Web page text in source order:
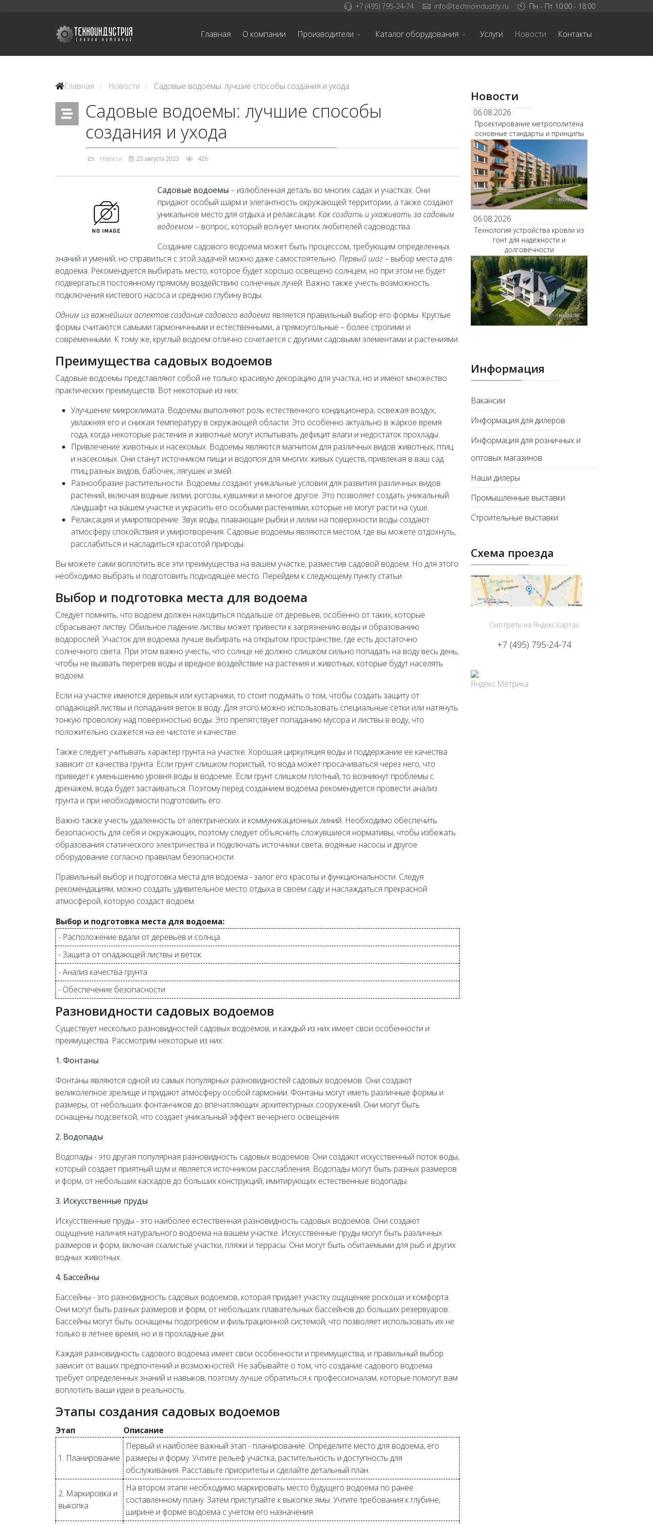
+7 (495) 795-24-74 info@technoindustry.ru Пн - Пт 10:00 - 18:00
Главная О компании Производители Каталог оборудования Услуги Новости Контакты
Главная / Новости / Садовые водоемы: лучшие способы создания и ухода
Садовые водоемы: лучшие способы
создания и ухода
Новости 25 августа 2023 426
Садовые водоемы – излюбленная деталь во многих садах и участках. Они
придают особый шарм и элегантность окружающей территории, а также создают
уникальное место для отдыха и релаксации. Как создать и ухаживать за садовым
водоемом – вопрос, который волнует многих любителей садоводства.
Создание садового водоема может быть процессом, требующим определенных
знаний и умений, но справиться с этой задачей можно даже самостоятельно. Первый шаг– выбор места для
водоема. Рекомендуется выбирать место, которое будет хорошо освещено солнцем, но при этом не будет
подвергаться постоянному прямому воздействию солнечных лучей. Важно также учесть возможность
подключения кистевого насоса и среднюю глубину воды.
Одним из важнейших аспектов создания садового водоема является правильный выбор его формы. Круглые
формы считаются самыми гармоничными и естественными, а прямоугольные – более строгими и
современными. К тому же, круглый водоем отлично сочетается с другими садовыми элементами и растениями.
Преимущества садовых водоемов
Садовые водоемы представляют собой не только красивую декорацию для участка, но и имеют множество
практических преимуществ. Вот некоторые из них:
Улучшение микроклимата. Водоемы выполняют роль естественного кондиционера, освежая воздух,
увлажняя его и снижая температуру в окружающей области. Это особенно актуально в жаркое время
года, когда некоторые растения и животные могут испытывать дефицит влаги и недостаток прохлады.
Привлечение животных и насекомых. Водоемы являются магнитом для различных видов животных, птиц
и насекомых. Они станут источником пищи и водопоя для многих живых существ, привлекая в ваш сад
птиц разных видов, бабочек, лягушек и змей.
Разнообразие растительности. Водоемы создают уникальные условия для развития различных видов
растений, включая водные лилии, рогозы, кувшинки и многое другое. Это позволяет создать уникальный
ландшафт на вашем участке и украсить его особыми растениями, которые не могут расти на суше.
Релаксация и умиротворение. Звук воды, плавающие рыбки и лилии на поверхности воды создают
атмосферу спокойствия и умиротворения. Садовые водоемы являются местом, где вы можете отдохнуть,
расслабиться и насладиться красотой природы.
Вы можете сами воплотить все эти преимущества на вашем участке, разместив садовой водоем. Но для этого
необходимо выбрать и подготовить подходящее место. Перейдем к следующему пункту статьи.
Выбор и подготовка места для водоема
Следует помнить, что водоем должен находиться подальше от деревьев, особенно от таких, которые
сбрасывают листву. Обильное падение листвы может привести к загрязнению воды и образованию
водорослей. Участок для водоема лучше выбирать на открытом пространстве, где есть достаточно
солнечного света. При этом важно учесть, что солнце не должно слишком сильно попадать на воду весь день,
чтобы не вызвать перегрев воды и вредное воздействие на растения и животных, которые будут населять
водоем.
Если на участке имеются деревья или кустарники, то стоит подумать о том, чтобы создать защиту от
опадающей листвы и попадания веток в воду. Для этого можно использовать специальные сетки или натянуть
тонкую проволоку над поверхностью воды. Это препятствует попаданию мусора и листвы в воду, что
положительно скажется на ее чистоте и качестве.
Также следует учитывать характер грунта на участке. Хорошая циркуляция воды и поддержание ее качества
зависит от качества грунта. Если грунт слишком пористый, то вода может просачиваться через него, что
приведет к уменьшению уровня воды в водоеме. Если грунт слишком плотный, то возникнут проблемы с
дренажем, вода будет застаиваться. Поэтому перед созданием водоема рекомендуется провести анализ
грунта и при необходимости подготовить его.
Важно также учесть удаленность от электрических и коммуникационных линий. Необходимо обеспечить
безопасность для себя и окружающих, поэтому следует объяснить сложувшиеся нормативы, чтобы избежать
образования статического электричества и подключать источники света, водяные насосы и другое
оборудование согласно правилам безопасности.
Правильный выбор и подготовка места для водоема - залог его красоты и функциональности. Следуя
рекомендациям, можно создать удивительное место отдыха в своем саду и наслаждаться прекрасной
атмосферой, которую создаст водоем.
Выбор и подготовка места для водоема:
- Расположение вдали от деревьев и солнца
- Защита от опадающей листвы и веток
- Анализ качества грунта
- Обеспечение безопасности
Разновидности садовых водоемов
Существует несколько разновидностей садовых водоемов, и каждый из них имеет свои особенности и
преимущества. Рассмотрим некоторые из них:
1. Фонтаны
Фонтаны являются одной из самых популярных разновидностей садовых водоемов. Они создают
великолепное зрелище и придают атмосферу особой гармонии. Фонтаны могут иметь различные формы и
размеры, от небольших фонтанчиков до впечатляющих архитектурных сооружений. Они могут быть
оснащены подсветкой, что создает уникальный эффект вечернего освещения.
2. Водопады
Водопады - это другая популярная разновидность садовых водоемов. Они создают искусственный поток воды,
который создает приятный шум и является источником расслабления. Водопады могут быть разных размеров
и форм, от небольших каскадов до больших конструкций, имитирующих естественные водопады.
3. Искусственные пруды
Искусственные пруды - это наиболее естественная разновидность садовых водоемов. Они создают
ощущение наличия натурального водоема на вашем участке. Искусственные пруды могут быть различных
размеров и форм, включая скалистые участки, пляжи и террасы. Они могут быть обитаемыми для рыб и других
водных животных.
4. Бассейны
Бассейны - это разновидность садовых водоемов, которая придает участку ощущение роскоши и комфорта.
Они могут быть разных размеров и форм, от небольших плавательных бассейнов до больших резервуаров.
Бассейны могут быть оснащены подогревом и фильтрационной системой, что позволяет использовать их не
только в летнее время, но и в прохладные дни.
Каждая разновидность садового водоема имеет свои особенности и преимущества, и правильный выбор
зависит от ваших предпочтений и возможностей. Не забывайте о том, что создание садового водоема
требует определенных знаний и навыков, поэтому лучше обратиться к профессионалам, которые помогут вам
воплотить ваши идеи в реальность.
Этапы создания садовых водоемов
Этап Описание
1. Планирование
Первый и наиболее важный этап - планирование. Определите место для водоема, его
размеры и форму. Учтите рельеф участка, растительность и доступность для
обслуживания. Расставьте приоритеты и сделайте детальный план.
2. Маркировка и
выкопка
На втором этапе необходимо маркировать место будущего водоема по ранее
составленному плану. Затем приступайте к выкопке ямы. Учтите требования к глубине,
ширине и форме водоема с учетом его назначения.
Новости
06.08.2026
Проектирование метрополитена
основные стандарты и принципы
06.08.2026
Технология устройства кровли из
гонт для надежности и
долговечности
Информация
Вакансии
Информация для дилеров
Информация для розничных и
оптовых магазинов
Наши дилеры
Промышленные выставки
Строительные выставки
Схема проезда
Смотреть на Яндекс.Картах
+7 (495) 795-24-74